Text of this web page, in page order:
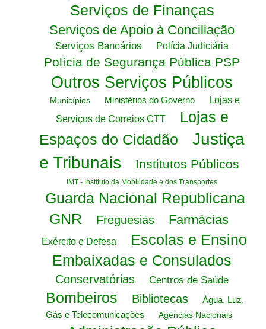
Serviços de Finanças
Serviços de Apoio à Conciliação
Serviços Bancários Polícia Judiciária
Polícia de Segurança Pública PSP
Outros Serviços Públicos
Municípios Ministérios do Governo
Lojas e
Serviços de Correios CTT
Lojas e
Espaços do Cidadão
Justiça
e Tribunais
Institutos Públicos
IMT - Instituto da Mobilidade e dos Transportes
Guarda Nacional Republicana
GNR
Freguesias Farmácias
Exército e Defesa
Escolas e Ensino
Embaixadas e Consulados
Conservatórias Centros de Saúde
Bombeiros Bibliotecas
Água, Luz,
Gás e Telecomunicações
Agências Nacionais